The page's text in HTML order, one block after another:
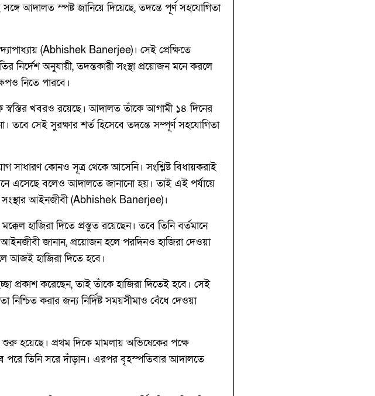
আদালত স্পষ্ট জানিয়ে দিয়েছে, তদন্তে পূর্ণ সহযোগিতা
(Abhishek Banerjee)। সেই প্রেক্ষিতে
নির্দেশ অনুযায়ী, তদন্তকারী সংস্থা প্রয়োজন মনে করলে
নিতে পারবে।
খবরও রয়েছে। আদালত তাঁকে আগামী ১৪ দিনের
তবে সেই সুরক্ষার শর্ত হিসেবে তদন্তে সম্পূর্ণ সহযোগিতা
কোনও সূত্র থেকে আসেনি। সংশ্লিষ্ট বিধায়করাই
এসেছে বলেও আদালতে জানানো হয়। তাই এই পর্যায়ে
আইনজীবী (Abhishek Banerjee)।
হাজিরা দিতে প্রস্তুত রয়েছেন। তবে তিনি বর্তমানে
জানান, প্রয়োজন হলে পরদিনও হাজিরা দেওয়া
আজই হাজিরা দিতে হবে।
প্রকাশ করেছেন, তাই তাঁকে হাজিরা দিতেই হবে। সেই
করার জন্য নির্দিষ্ট সময়সীমাও বেঁধে দেওয়া
হয়েছে। প্রথম দিকে মামলায় অভিষেকের পক্ষে
পরে তিনি সরে দাঁড়ান। এরপর বৃহস্পতিবার আদালতে